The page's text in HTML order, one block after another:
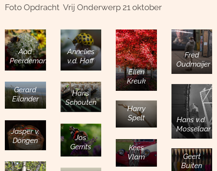
Foto Opdracht Vrij Onderwerp 21 oktober
Aad
Peerdeman
Annelies
v.d. Hoff
Ellen
Kreuk
Fred
Oudmaijer
Gerard
Eilander
Hans
Schouten
Hans v.d.
Mosselaar
Harry
Spelt
Jasper v.
Dongen
Jos
Gerrits
Kees
Vlam
Geert
Buiten